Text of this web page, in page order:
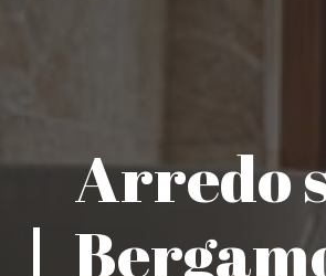
Arredo